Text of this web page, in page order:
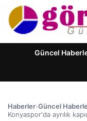
Güncel
Haberler›Güncel
Konyaspor'da ayrılık